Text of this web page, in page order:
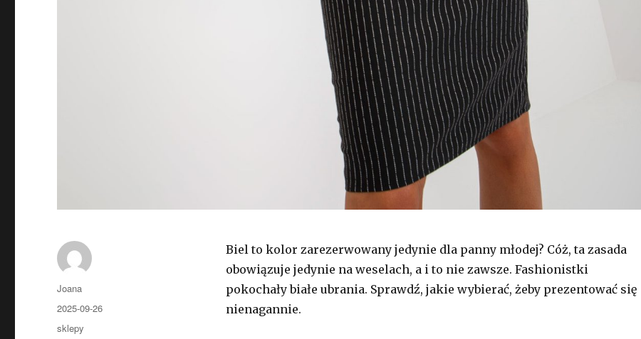
Biel to kolor zarezerwowany jedynie dla panny młodej? Cóż, ta zasada
obowiązuje jedynie na weselach, a i to nie zawsze. Fashionistki
pokochały białe ubrania. Sprawdź, jakie wybierać, żeby prezentować się
nienagannie.
Autor
Joana
Opublikowano
2025-09-26
Kategorie
sklepy